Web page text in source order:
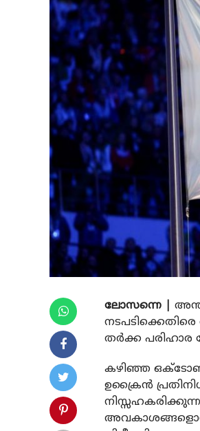
ലോസന്നെ |
നടപടിക്കെതിരെ
തര്‍ക്ക
കഴിഞ്ഞ
ഉക്രൈന്‍